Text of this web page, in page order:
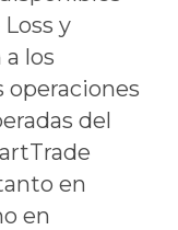
y
los
operaciones
del
en
en